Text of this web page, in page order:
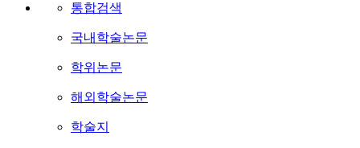
통합검색
국내학술논문
학위논문
해외학술논문
학술지